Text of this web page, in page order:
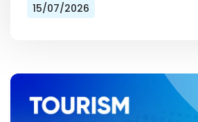
auxquels ils font face tous les…
15/07/2026